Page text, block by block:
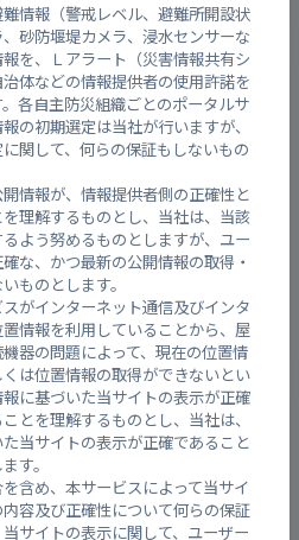
情報（警戒レベル、避難所開設状
砂防堰堤カメラ、浸水センサーな
を、Ｌアラート（災害情報共有シ
体などの情報提供者の使用許諾を
各自主防災組織ごとのポータルサ
の初期選定は当社が行いますが、
関して、何らの保証もしないもの
情報が、情報提供者側の正確性と
理解するものとし、当社は、当該
よう努めるものとしますが、ユー
な、かつ最新の公開情報の取得・
ものとします。
がインターネット通信及びインタ
情報を利用していることから、屋
器の問題によって、現在の位置情
は位置情報の取得ができないとい
に基づいた当サイトの表示が正確
とを理解するものとし、当社は、
当サイトの表示が正確であること
す。
含め、本サービスによって当サイ
容及び正確性について何らの保証
サイトの表示に関して、ユーザー
3丁目 （兎の口橋）
ラ